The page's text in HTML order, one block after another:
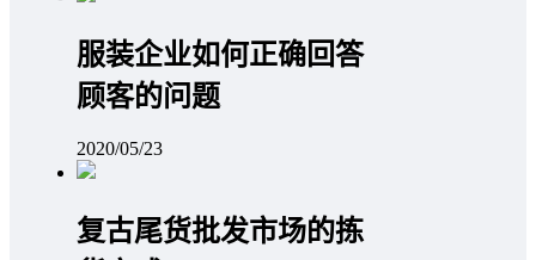
服装企业如何正确回答
顾客的问题
2020/05/23
复古尾货批发市场的拣